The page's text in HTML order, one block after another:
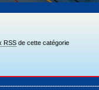
RSS de cette catégorie